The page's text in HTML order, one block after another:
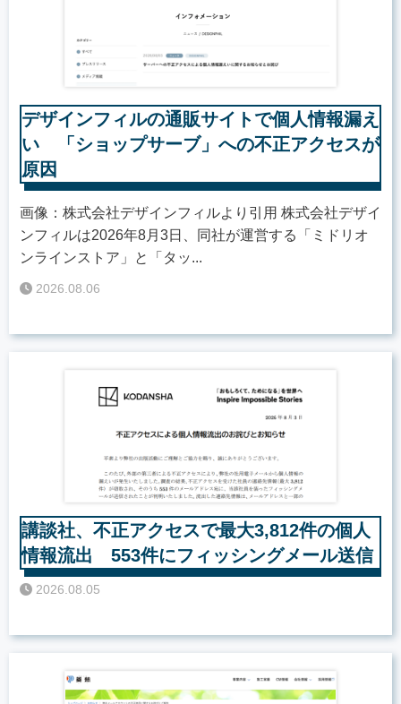
デザインフィルの通販サイトで個人情報漏え
い 「ショップサーブ」への不正アクセスが
原因
画像：株式会社デザインフィルより引用 株式会社デザイ
ンフィルは2026年8月3日、同社が運営する「ミドリオ
ンラインストア」と「タッ...
2026.08.06
講談社、不正アクセスで最大3,812件の個人
情報流出 553件にフィッシングメール送信
2026.08.05